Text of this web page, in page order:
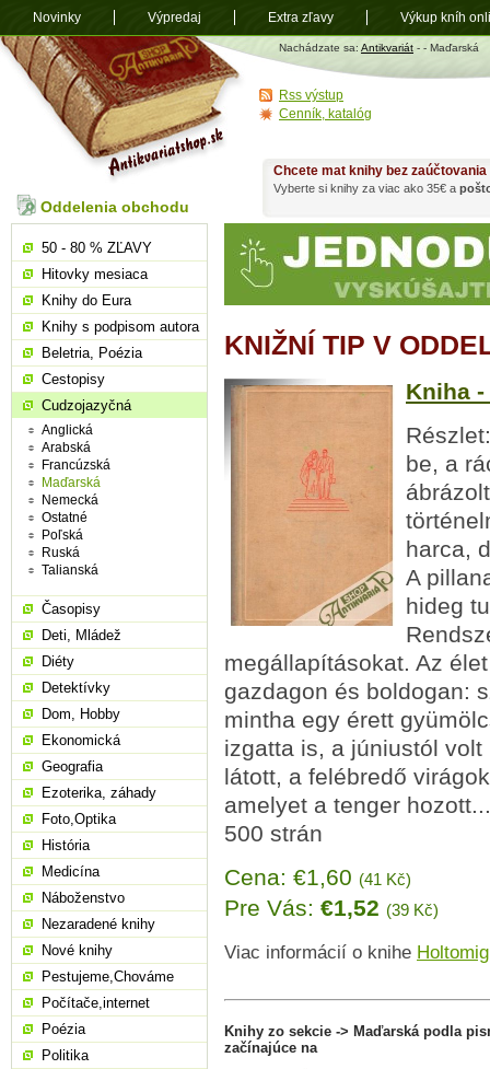
Antikvariát
shop.sk
Nachádzate sa: Antikvariát - - Maďarská
KNIŽNÍ TIP V
Kniha
be, a
harca,
A
hideg
megállapításokat. Az
gazdagon és boldogan:
mintha egy érett
izgatta is, a júniustól
látott, a felébredő
amelyet a tenger
500 strán
Cena: €1,60 (41 Kč)
Pre Vás: €1,52 (39 Kč)
Viac informácií o knihe
Knihy zo sekcie -> Maďarská podla
začínajúce na
Chcete mat knihy bez
Vyberte si knihy za viac ako 35€ a
Oddelenia obchodu
50 - 80 % ZĽAVY
Hitovky mesiaca
Knihy do Eura
Knihy s podpisom autora
Beletria, Poézia
Cestopisy
Cudzojazyčná
Anglická
Arabská
Francúzská
Maďarská
Nemecká
Ostatné
Poľská
Ruská
Talianská
Časopisy
Deti, Mládež
Diéty
Detektívky
Dom, Hobby
Ekonomická
Geografia
Ezoterika, záhady
Foto,Optika
História
Medicína
Náboženstvo
Nezaradené knihy
Nové knihy
Pestujeme,Chováme
Počítače,internet
Poézia
Politika
Rss výstup
Cenník, katalóg
Novinky Výpredaj Extra zľavy Výkup kníh